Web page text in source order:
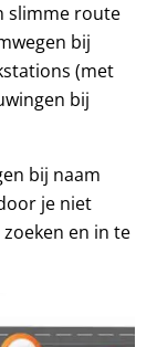
slimme route
bij
(met
bij
bij naam
je niet
en in te